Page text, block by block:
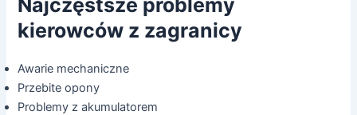
kierowców z zagranicy
Awarie mechaniczne
Przebite opony
Problemy z akumulatorem